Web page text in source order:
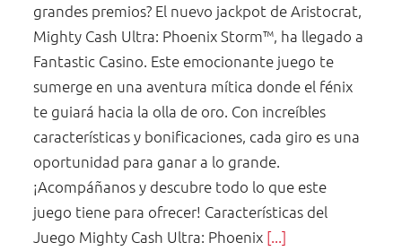
grandes premios? El nuevo jackpot de Aristocrat,
Mighty Cash Ultra: Phoenix Storm™, ha llegado a
Fantastic Casino. Este emocionante juego te
sumerge en una aventura mítica donde el fénix
te guiará hacia la olla de oro. Con increíbles
características y bonificaciones, cada giro es una
oportunidad para ganar a lo grande.
¡Acompáñanos y descubre todo lo que este
juego tiene para ofrecer! Características del
Juego Mighty Cash Ultra: Phoenix [...]